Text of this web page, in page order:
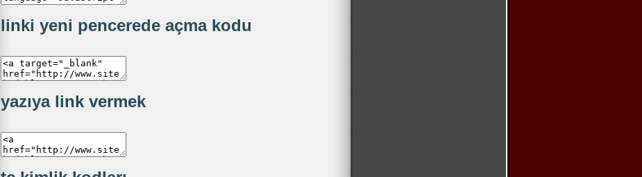
linki yeni pencerede açma kodu
yazıya link vermek